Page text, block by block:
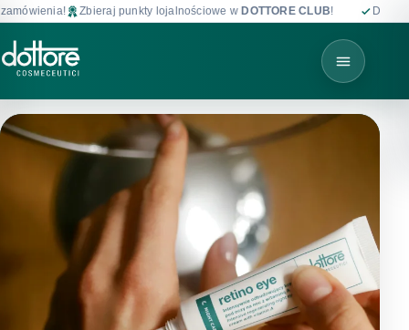
Zbieraj punkty lojalnościowe wDOTTORE CLUB! Darmowa